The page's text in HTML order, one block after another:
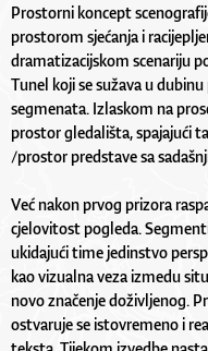
Prostorni koncept
prostorom sjećanja i
dramatizacijskom scenariju
Tunel koji se sužava u
segmenata. Izlaskom na
prostor gledališta, spajajući
/prostor predstave sa
Već nakon prvog prizora
cjelovitost pogleda.
ukidajući time jedinstvo
kao vizualna veza izmedu
novo značenje doživljenog.
ostvaruje se istovremeno i